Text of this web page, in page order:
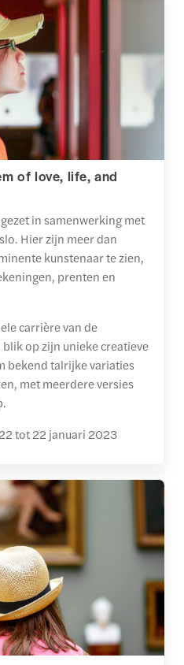
of love, life, and
in samenwerking met
Hier zijn meer dan
kunstenaar te zien,
prenten en
carrière van de
op zijn unieke creatieve
bekend talrijke variaties
met meerdere versies
tot 22 januari 2023